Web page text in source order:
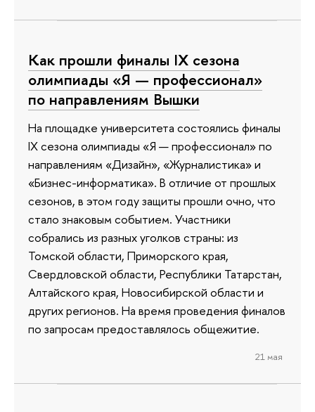
Как прошли финалы IX сезона
олимпиады «Я — профессионал»
по направлениям Вышки
На площадке университета состоялись финалы
IX сезона олимпиады «Я — профессионал» по
направлениям «Дизайн», «Журналистика» и
«Бизнес-информатика». В отличие от прошлых
сезонов, в этом году защиты прошли очно, что
стало знаковым событием. Участники
собрались из разных уголков страны: из
Томской области, Приморского края,
Свердловской области, Республики Татарстан,
Алтайского края, Новосибирской области и
других регионов. На время проведения финалов
по запросам предоставлялось общежитие.
21 мая